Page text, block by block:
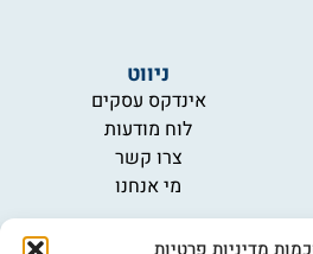
ניווט
אינדקס עסקים
לוח מודעות
צרו קשר
מי אנחנו
מידע